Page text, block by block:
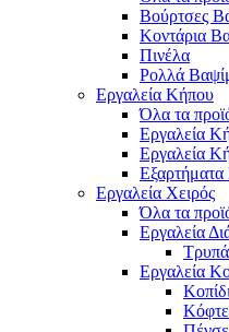
Βούρτσες
Κοντάρια
Πινέλα
Ρολλά
Εργαλεία Κήπου
Όλα τα
Εργαλεία
Εργαλεία
Εξαρτήματα
Εργαλεία Χειρός
Όλα τα
Εργαλεία
Εργαλεία